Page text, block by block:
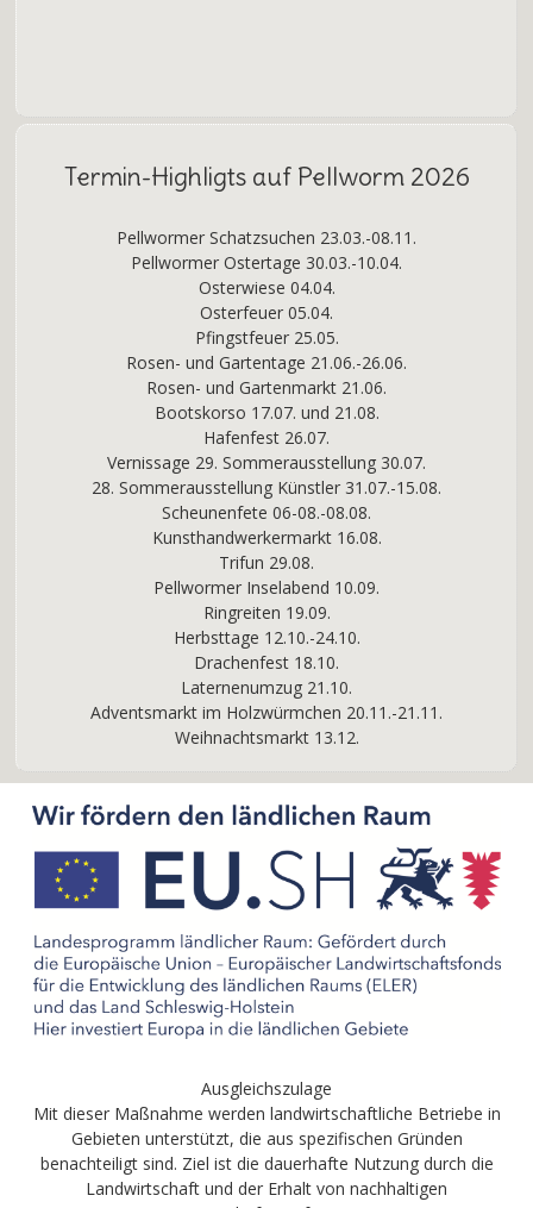
Termin-Highligts auf Pellworm 2026
Pellwormer Schatzsuchen 23.03.-08.11.
Pellwormer Ostertage 30.03.-10.04.
Osterwiese 04.04.
Osterfeuer 05.04.
Pfingstfeuer 25.05.
Rosen- und Gartentage 21.06.-26.06.
Rosen- und Gartenmarkt 21.06.
Bootskorso 17.07. und 21.08.
Hafenfest 26.07.
Vernissage 29. Sommerausstellung 30.07.
28. Sommerausstellung Künstler 31.07.-15.08.
Scheunenfete 06-08.-08.08.
Kunsthandwerkermarkt 16.08.
Trifun 29.08.
Pellwormer Inselabend 10.09.
Ringreiten 19.09.
Herbsttage 12.10.-24.10.
Drachenfest 18.10.
Laternenumzug 21.10.
Adventsmarkt im Holzwürmchen 20.11.-21.11.
Weihnachtsmarkt 13.12.
Ausgleichszulage
Mit dieser Maßnahme werden landwirtschaftliche Betriebe in
Gebieten unterstützt, die aus spezifischen Gründen
benachteiligt sind. Ziel ist die dauerhafte Nutzung durch die
Landwirtschaft und der Erhalt von nachhaltigen